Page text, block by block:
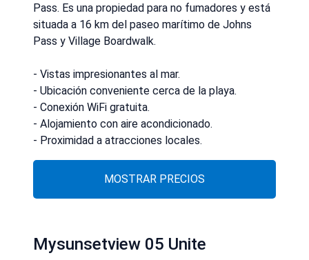
Pass. Es una propiedad para no fumadores y está
situada a 16 km del paseo marítimo de Johns
Pass y Village Boardwalk.
- Vistas impresionantes al mar.
- Ubicación conveniente cerca de la playa.
- Conexión WiFi gratuita.
- Alojamiento con aire acondicionado.
- Proximidad a atracciones locales.
MOSTRAR PRECIOS
Mysunsetview 05 Unite